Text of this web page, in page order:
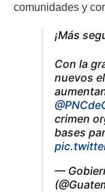
comunidades y
¡Más
Con la
nuevos
crimen
bases
—